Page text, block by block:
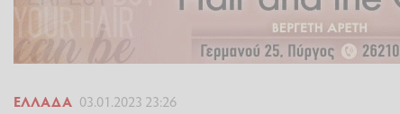
ΕΛΛΆΔΑ 03.01.2023 23:26